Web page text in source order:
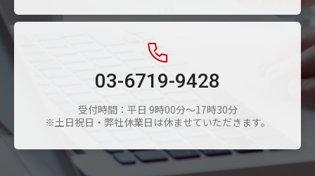
03-6719-9428
受付時間：平日 9時00分～17時30分
※土日祝日・弊社休業日は休ませていただきます。